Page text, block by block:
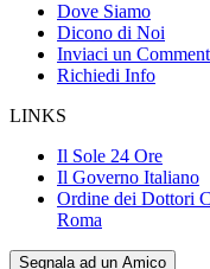
Dove Siamo
Dicono di Noi
Inviaci un
Richiedi Info
LINKS
Il Sole 24 Ore
Il Governo Italiano
Ordine dei Dottori
Roma
Segnala ad un Amico